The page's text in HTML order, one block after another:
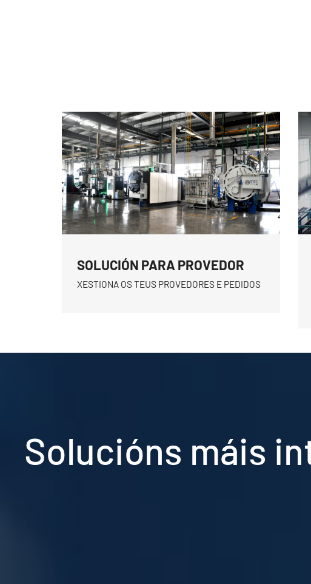
SOLUCIÓN PARA PROVEDOR
XESTIONA OS TEUS PROVEDORES E PEDIDOS
Solucións máis